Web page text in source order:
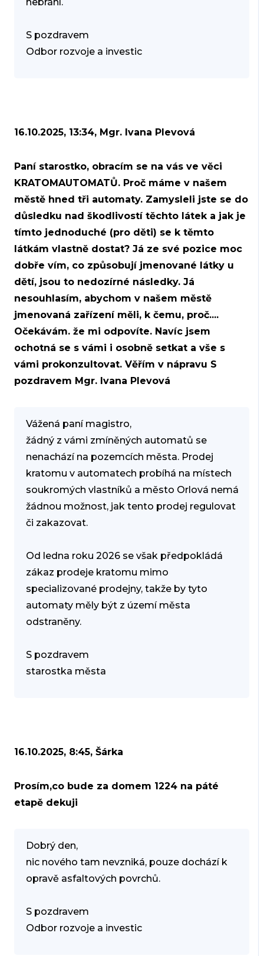
S pozdravem
Odbor rozvoje a investic
16.10.2025, 13:34, Mgr. Ivana Plevová
Paní starostko, obracím se na vás ve věci
KRATOMAUTOMATŮ. Proč máme v našem
městě hned tři automaty. Zamysleli jste se do
důsledku nad škodlivostí těchto látek a jak je
tímto jednoduché (pro děti) se k těmto
látkám vlastně dostat? Já ze své pozice moc
dobře vím, co způsobují jmenované látky u
dětí, jsou to nedozírné následky. Já
nesouhlasím, abychom v našem městě
jmenovaná zařízení měli, k čemu, proč....
Očekávám. že mi odpovíte. Navíc jsem
ochotná se s vámi i osobně setkat a vše s
vámi prokonzultovat. Věřím v nápravu S
pozdravem Mgr. Ivana Plevová
Vážená paní magistro,
žádný z vámi zmíněných automatů se
nenachází na pozemcích města. Prodej
kratomu v automatech probíhá na místech
soukromých vlastníků a město Orlová nemá
žádnou možnost, jak tento prodej regulovat
či zakazovat.
Od ledna roku 2026 se však předpokládá
zákaz prodeje kratomu mimo
specializované prodejny, takže by tyto
automaty měly být z území města
odstraněny.
S pozdravem
starostka města
16.10.2025, 8:45, Šárka
Prosím,co bude za domem 1224 na páté
etapě dekuji
Dobrý den,
nic nového tam nevzniká, pouze dochází k
opravě asfaltových povrchů.
S pozdravem
Odbor rozvoje a investic